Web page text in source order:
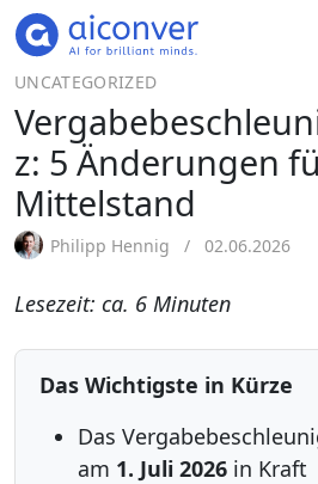
UNCATEGORIZED
z: 5 Änderungen
Mittelstand
Philipp Hennig 02.06.2026
Lesezeit: ca. 6 Minuten
Das Wichtigste in Kürze
Das
am 1. Juli 2026 in Kraft